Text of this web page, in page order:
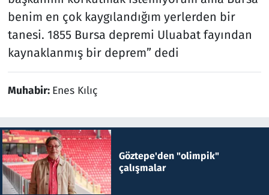
benim en çok kaygılandığım yerlerden bir
tanesi. 1855 Bursa depremi Uluabat fayından
kaynaklanmış bir deprem” dedi
Muhabir: Enes Kılıç
Göztepe'den "olimpik"
çalışmalar